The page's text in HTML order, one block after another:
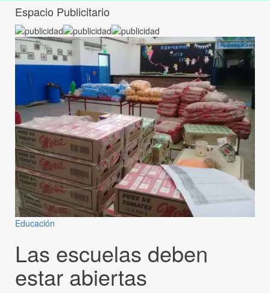
Espacio Publicitario
Educación
Las escuelas deben
estar abiertas